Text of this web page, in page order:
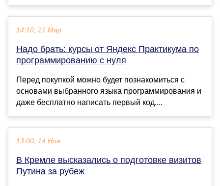
14:10, 21 Мар
Надо брать: курсы от Яндекс Практикума по
программированию с нуля
Перед покупкой можно будет познакомиться с
основами выбранного языка программирования и
даже бесплатно написать первый код....
13:00, 14 Ноя
В Кремле высказались о подготовке визитов
Путина за рубеж